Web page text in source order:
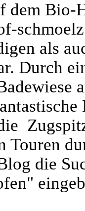
dem Bio-
als
Durch
Touren
die